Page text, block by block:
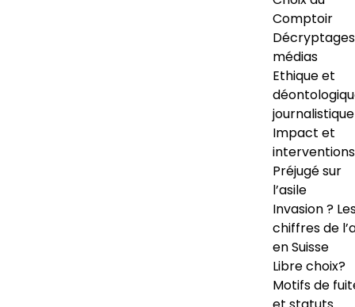
Comptoir
Décryptages
médias
Ethique et
journalistique
Impact et
interventions
Préjugé sur
l’asile
Invasion ?
chiffres de
en Suisse
Libre choix?
Motifs de